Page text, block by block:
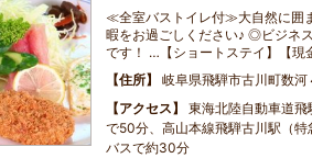
≪全室バストイレ付≫大自然に囲
暇をお過ごしください♪ ◎ビジネ
です！ …【ショートステイ】【現
住所
岐阜県飛騨市古川町数
アクセス
東海北陸自動車道
で50分、高山本線飛騨古川駅（
バスで約30分